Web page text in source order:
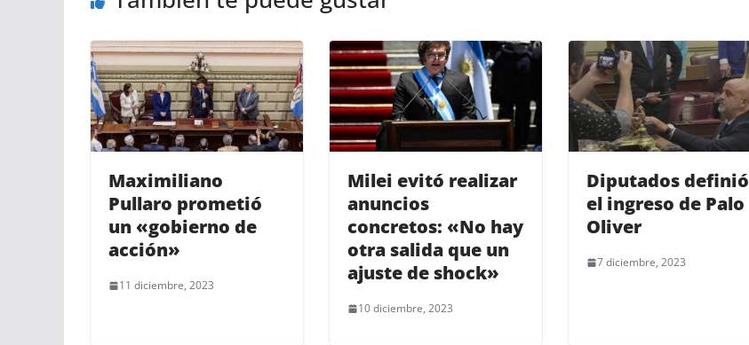
Maximiliano
Pullaro prometió
un «gobierno de
acción»
11 diciembre, 2023
Milei evitó realizar
anuncios
concretos: «No hay
otra salida que un
ajuste de shock»
10 diciembre, 2023
Diputados definió
el ingreso de Palo
Oliver
7 diciembre, 2023